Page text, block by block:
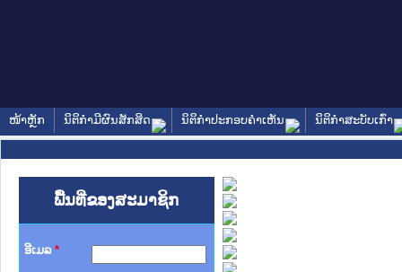
ໜ້າຫຼັກ ນິຕິກໍາມີຜົນສັກສິດ ນິຕິກໍາປະກອບຄໍາເຫັນ ນິຕິກໍາສະບັບເກົ່າ
ພື້ນທີ່ຂອງສະມາຊິກ
ອີເມລ *